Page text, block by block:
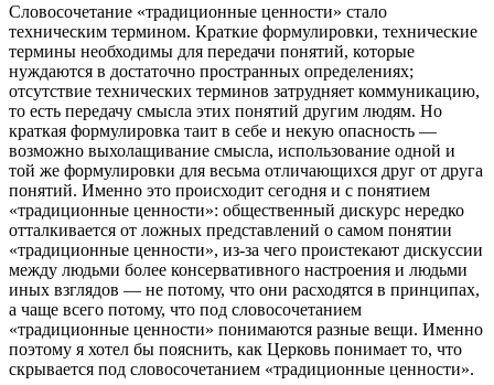
Словосочетание «традиционные ценности» стало
техническим термином. Краткие формулировки, технические
термины необходимы для передачи понятий, которые
нуждаются в достаточно пространных определениях;
отсутствие технических терминов затрудняет коммуникацию,
то есть передачу смысла этих понятий другим людям. Но
краткая формулировка таит в себе и некую опасность —
возможно выхолащивание смысла, использование одной и
той же формулировки для весьма отличающихся друг от друга
понятий. Именно это происходит сегодня и с понятием
«традиционные ценности»: общественный дискурс нередко
отталкивается от ложных представлений о самом понятии
«традиционные ценности», из-за чего проистекают дискуссии
между людьми более консервативного настроения и людьми
иных взглядов — не потому, что они расходятся в принципах,
а чаще всего потому, что под словосочетанием
«традиционные ценности» понимаются разные вещи. Именно
поэтому я хотел бы пояснить, как Церковь понимает то, что
скрывается под словосочетанием «традиционные ценности».